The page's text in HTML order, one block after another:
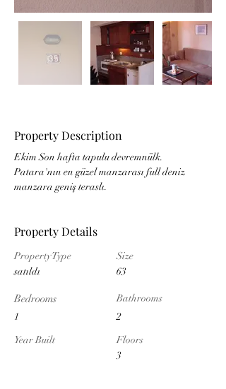
Property Description
Ekim Son hafta tapulu devremnülk.
Patara'nın en güzel manzarası full deniz
manzara geniş teraslı.
Property Details
Property Type
satıldı
Bedrooms
1
Year Built
Size
63
Bathrooms
2
Floors
3